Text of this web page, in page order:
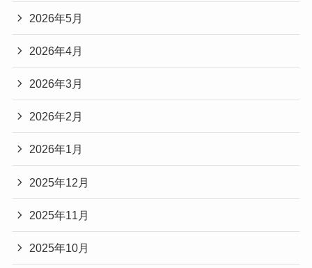
2026年5月
2026年4月
2026年3月
2026年2月
2026年1月
2025年12月
2025年11月
2025年10月